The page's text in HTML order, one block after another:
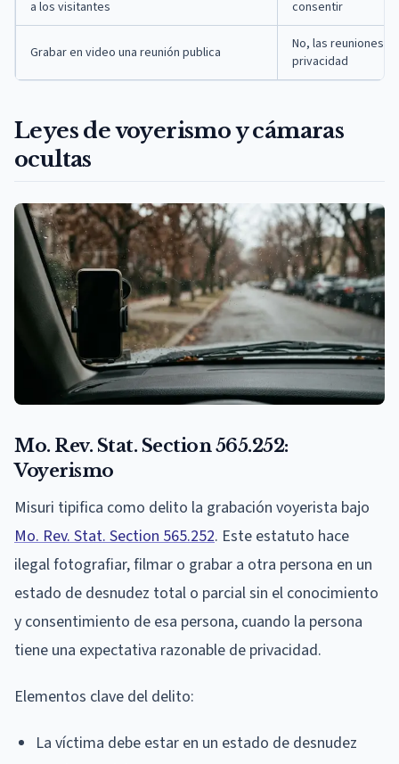
a los visitantes
consentir
Grabar en video una reunión publica
No, las reuniones
privacidad
Leyes de voyerismo y cámaras
ocultas
Mo. Rev. Stat. Section 565.252:
Voyerismo
Misuri tipifica como delito la grabación voyerista bajo
Mo. Rev. Stat. Section 565.252. Este estatuto hace
ilegal fotografiar, filmar o grabar a otra persona en un
estado de desnudez total o parcial sin el conocimiento
y consentimiento de esa persona, cuando la persona
tiene una expectativa razonable de privacidad.
Elementos clave del delito:
La víctima debe estar en un estado de desnudez